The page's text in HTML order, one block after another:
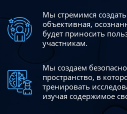
Мы стремимся
объективная,
будет приносить
участникам.
Мы создаем
пространство, в
тренировать
изучая содержимое